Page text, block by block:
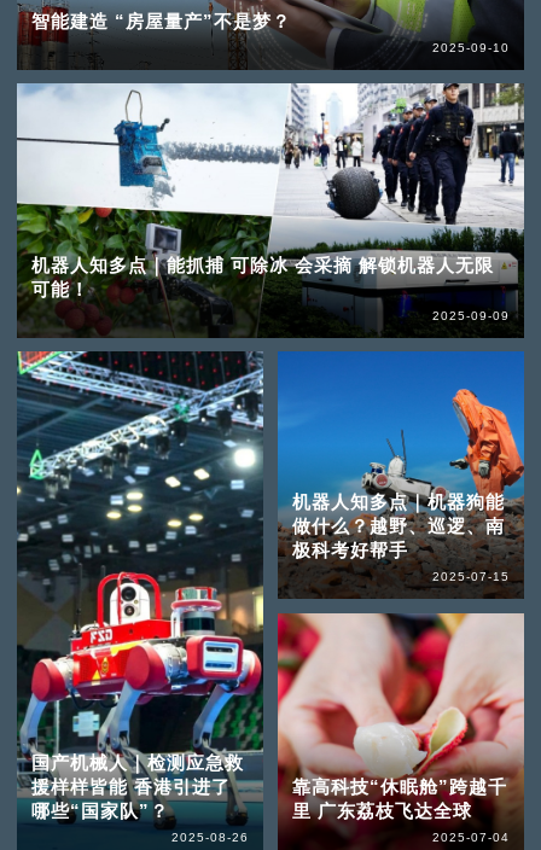
智能建造 “房屋量产”不是梦？
2025-09-10
机器人知多点｜能抓捕 可除冰 会采摘 解锁机器人无限
可能！
2025-09-09
国产机械人｜检测应急救
援样样皆能 香港引进了
哪些“国家队”？
2025-08-26
机器人知多点｜机器狗能
做什么？越野、巡逻、南
极科考好帮手
2025-07-15
靠高科技“休眠舱”跨越千
里 广东荔枝飞达全球
2025-07-04